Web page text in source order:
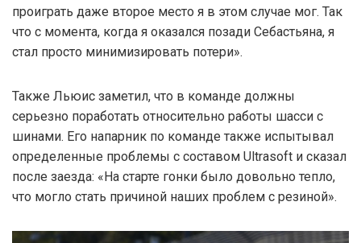
проиграть даже второе место я в этом случае мог. Так
что с момента, когда я оказался позади Себастьяна, я
стал просто минимизировать потери».
Также Льюис заметил, что в команде должны
серьезно поработать относительно работы шасси с
шинами. Его напарник по команде также испытывал
определенные проблемы с составом Ultrasoft и сказал
после заезда: «На старте гонки было довольно тепло,
что могло стать причиной наших проблем с резиной».